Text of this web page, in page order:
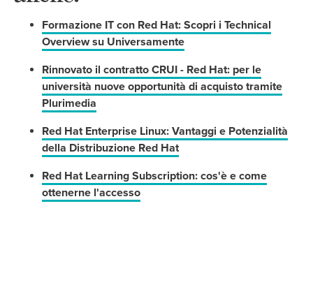
Formazione IT con Red Hat: Scopri i Technical
Overview su Universamente
Rinnovato il contratto CRUI - Red Hat: per le
università nuove opportunità di acquisto tramite
Plurimedia
Red Hat Enterprise Linux: Vantaggi e Potenzialità
della Distribuzione Red Hat
Red Hat Learning Subscription: cos'è e come
ottenerne l'accesso